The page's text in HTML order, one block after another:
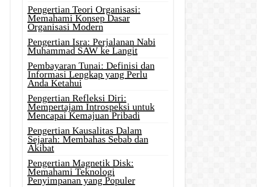
Pengertian Teori Organisasi:
Memahami Konsep Dasar
Organisasi Modern
Pengertian Isra: Perjalanan Nabi
Muhammad SAW ke Langit
Pembayaran Tunai: Definisi dan
Informasi Lengkap yang Perlu
Anda Ketahui
Pengertian Refleksi Diri:
Mempertajam Introspeksi untuk
Mencapai Kemajuan Pribadi
Pengertian Kausalitas Dalam
Sejarah: Membahas Sebab dan
Akibat
Pengertian Magnetik Disk:
Memahami Teknologi
Penyimpanan yang Populer